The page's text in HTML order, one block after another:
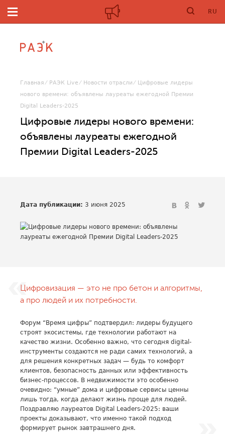
RU
Главная РАЭК Live Новости отрасли
Цифровые лидеры
нового времени: объявлены лауреаты ежегодной Премии
Digital Leaders-2025
Цифровые лидеры нового времени:
объявлены лауреаты ежегодной
Премии Digital Leaders-2025
Дата публикации: 3 июня 2025
Цифровизация — это не про бетон и алгоритмы,
а про людей и их потребности.
Форум “Время цифры” подтвердил: лидеры будущего
строят экосистемы, где технологии работают на
качество жизни. Особенно важно, что сегодня digital-
инструменты создаются не ради самих технологий, а
для решения конкретных задач — будь то комфорт
клиентов, безопасность данных или эффективность
бизнес-процессов. В недвижимости это особенно
очевидно: “умные” дома и цифровые сервисы ценны
лишь тогда, когда делают жизнь проще для людей.
Поздравляю лауреатов Digital Leaders-2025: ваши
проекты доказывают, что именно такой подход
формирует рынок завтрашнего дня.